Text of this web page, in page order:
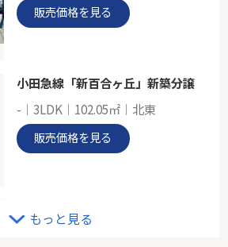
117.49㎡
神奈川県横浜市神奈川区松ケ丘
販売価格を見る
小田急線「新百合ヶ丘」新築分譲
-｜3LDK｜102.05㎡｜北東
販売価格を見る
もっと見る